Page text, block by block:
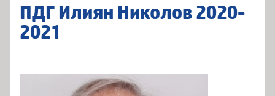
ПДГ Илиян Николов 2020-
2021